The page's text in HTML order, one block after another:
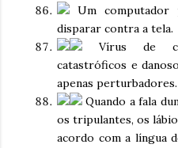
Um
disparar contra a tela.
Vírus de
catastróficos e
apenas perturbadores.
Quando a fala
os tripulantes, os
acordo com a língua